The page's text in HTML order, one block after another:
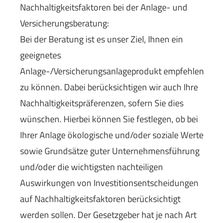
Nachhaltigkeitsfaktoren bei der Anlage- und
Versicherungsberatung:
Bei der Beratung ist es unser Ziel, Ihnen ein
geeignetes
Anlage-/Versicherungsanlageprodukt empfehlen
zu können. Dabei berücksichtigen wir auch Ihre
Nachhaltigkeitspräferenzen, sofern Sie dies
wünschen. Hierbei können Sie festlegen, ob bei
Ihrer Anlage ökologische und/oder soziale Werte
sowie Grundsätze guter Unternehmensführung
und/oder die wichtigsten nachteiligen
Auswirkungen von Investitionsentscheidungen
auf Nachhaltigkeitsfaktoren berücksichtigt
werden sollen. Der Gesetzgeber hat je nach Art